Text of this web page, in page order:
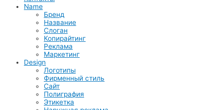
Name
Бренд
Название
Слоган
Копирайтинг
Реклама
Маркетинг
Design
Логотипы
Фирменный стиль
Сайт
Полиграфия
Этикетка